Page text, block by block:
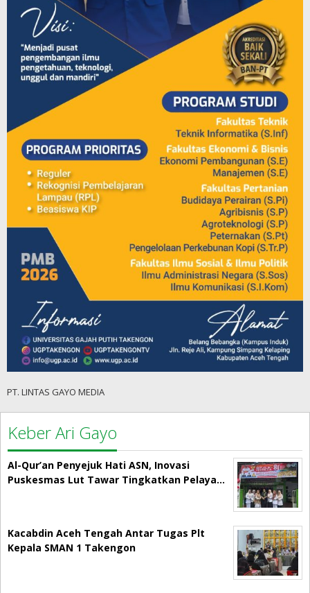
PT. LINTAS GAYO MEDIA
Keber Ari Gayo
Al-Qur’an Penyejuk Hati ASN, Inovasi
Puskesmas Lut Tawar Tingkatkan Pelaya…
Kacabdin Aceh Tengah Antar Tugas Plt
Kepala SMAN 1 Takengon